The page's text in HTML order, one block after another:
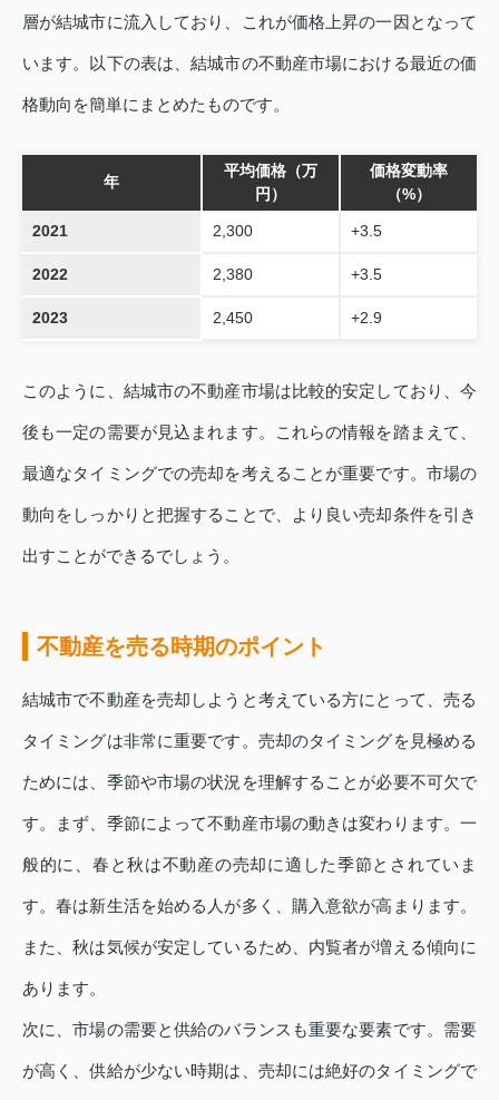
層が結城市に流入しており、これが価格上昇の一因となって
います。以下の表は、結城市の不動産市場における最近の価
格動向を簡単にまとめたものです。
年
平均価格（万
円）
価格変動率
（%）
2021 2,300 +3.5
2022 2,380 +3.5
2023 2,450 +2.9
このように、結城市の不動産市場は比較的安定しており、今
後も一定の需要が見込まれます。これらの情報を踏まえて、
最適なタイミングでの売却を考えることが重要です。市場の
動向をしっかりと把握することで、より良い売却条件を引き
出すことができるでしょう。
不動産を売る時期のポイント
結城市で不動産を売却しようと考えている方にとって、売る
タイミングは非常に重要です。売却のタイミングを見極める
ためには、季節や市場の状況を理解することが必要不可欠で
す。まず、季節によって不動産市場の動きは変わります。一
般的に、春と秋は不動産の売却に適した季節とされていま
す。春は新生活を始める人が多く、購入意欲が高まります。
また、秋は気候が安定しているため、内覧者が増える傾向に
あります。
次に、市場の需要と供給のバランスも重要な要素です。需要
が高く、供給が少ない時期は、売却には絶好のタイミングで